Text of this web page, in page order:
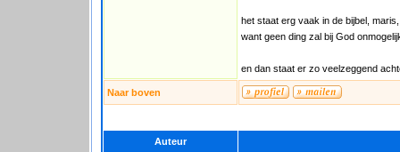
het staat erg vaak in de bijbel,
want geen ding zal bij God
en dan staat er zo veelzeggend
Naar boven
Auteur